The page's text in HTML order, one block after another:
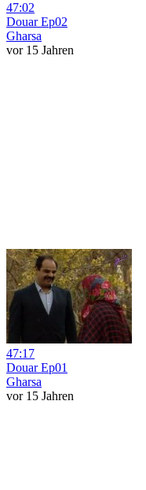
47:02
Douar Ep02
Gharsa
vor 15 Jahren
47:17
Douar Ep01
Gharsa
vor 15 Jahren